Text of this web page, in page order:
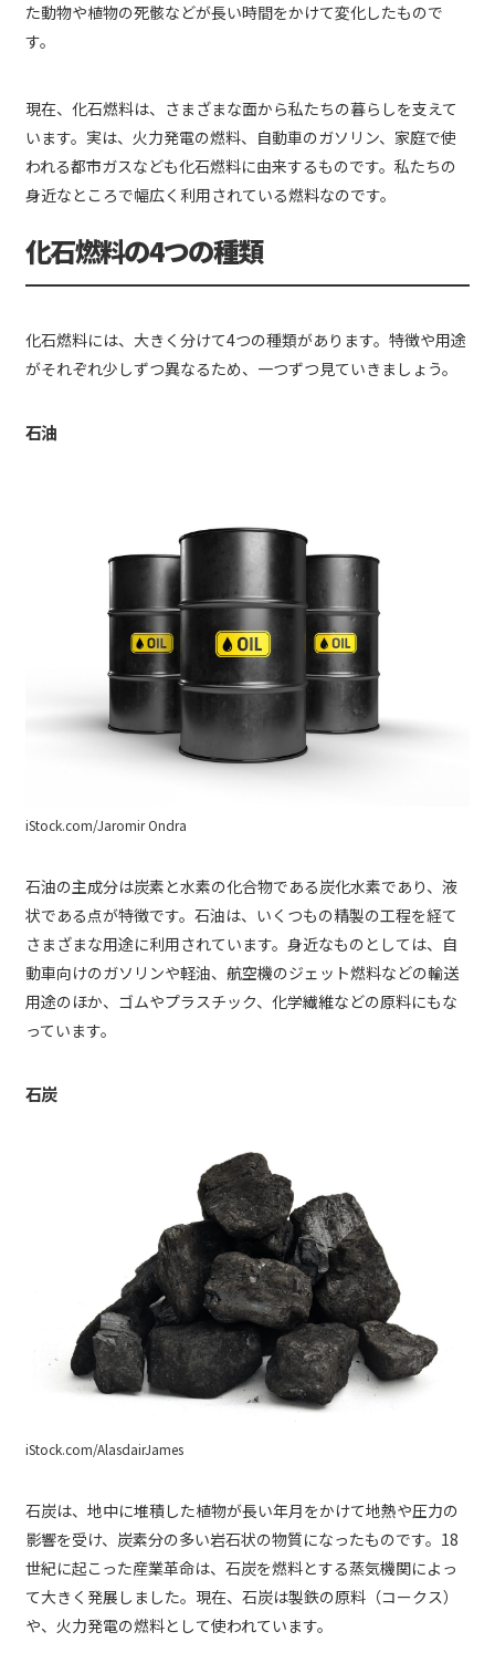
た動物や植物の死骸などが長い時間をかけて変化したもので
す。
現在、化石燃料は、さまざまな面から私たちの暮らしを支えて
います。実は、火力発電の燃料、自動車のガソリン、家庭で使
われる都市ガスなども化石燃料に由来するものです。私たちの
身近なところで幅広く利用されている燃料なのです。
化石燃料の4つの種類
化石燃料には、大きく分けて4つの種類があります。特徴や用途
がそれぞれ少しずつ異なるため、一つずつ見ていきましょう。
石油
iStock.com/Jaromir Ondra
石油の主成分は炭素と水素の化合物である炭化水素であり、液
状である点が特徴です。石油は、いくつもの精製の工程を経て
さまざまな用途に利用されています。身近なものとしては、自
動車向けのガソリンや軽油、航空機のジェット燃料などの輸送
用途のほか、ゴムやプラスチック、化学繊維などの原料にもな
っています。
石炭
iStock.com/AlasdairJames
石炭は、地中に堆積した植物が長い年月をかけて地熱や圧力の
影響を受け、炭素分の多い岩石状の物質になったものです。18
世紀に起こった産業革命は、石炭を燃料とする蒸気機関によっ
て大きく発展しました。現在、石炭は製鉄の原料（コークス）
や、火力発電の燃料として使われています。